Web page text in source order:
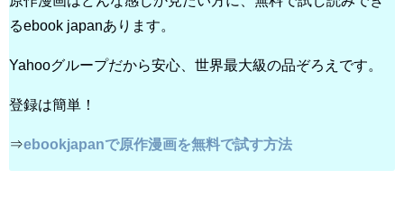
るebook japanあります。
Yahooグループだから安心、世界最大級の品ぞろえです。
登録は簡単！
⇒ebookjapanで原作漫画を無料で試す方法